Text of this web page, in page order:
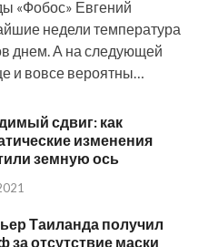
«Фобос» Евгений
недели температура
днем. А на следующей
и вовсе вероятны…
сдвиг: как
изменения
земную ось
Таиланда получил
за отсутствие маски